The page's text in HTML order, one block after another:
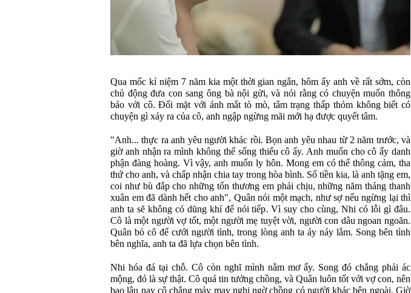
Qua mốc kỉ niệm 7 năm kia một thời gian ngắn, hôm ấy anh về rất sớm, còn
chủ động đưa con sang ông bà nội gửi, và nói rằng có chuyện muốn thông
báo với cô. Đối mặt với ánh mắt tò mò, tâm trạng thấp thỏm không biết có
chuyện gì xảy ra của cô, anh ngập ngừng mãi mới hạ được quyết tâm.
"Anh... thực ra anh yêu người khác rồi. Bọn anh yêu nhau từ 2 năm trước, và
giờ anh nhận ra mình không thể sống thiếu cô ấy. Anh muốn cho cô ấy danh
phận đàng hoàng. Vì vậy, anh muốn ly hôn. Mong em có thể thông cảm, tha
thứ cho anh, và chấp nhận chia tay trong hòa bình. Số tiền kia, là anh tặng em,
coi như bù đắp cho những tổn thương em phải chịu, những năm tháng thanh
xuân em đã dành hết cho anh", Quân nói một mạch, như sợ nếu ngừng lại thì
anh ta sẽ không có dũng khí để nói tiếp. Vì suy cho cùng, Nhi có lỗi gì đâu.
Cô là một người vợ tốt, một người mẹ tuyệt vời, người con dâu ngoan ngoãn.
Quân bỏ cô để cưới người tình, trong lòng anh ta áy náy lắm. Song bên tình
bên nghĩa, anh ta đã lựa chọn bên tình.
Nhi hóa đá tại chỗ. Cô còn nghĩ mình nằm mơ ấy. Song đó chẳng phải ác
mộng, đó là sự thật. Cô quá tin tưởng chồng, và Quân luôn tốt với vợ con, nên
bao lâu nay cô chẳng mảy may nghi ngờ chồng có người khác bên ngoài. Giờ